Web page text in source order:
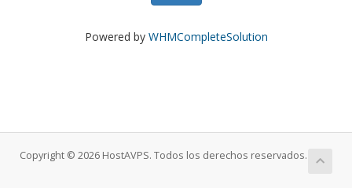
Powered by WHMCompleteSolution
Copyright © 2026 HostAVPS. Todos los derechos reservados.